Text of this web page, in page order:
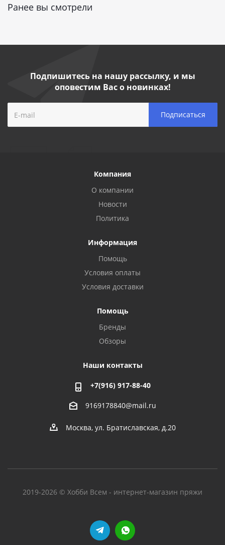
Ранее вы смотрели
Подпишитесь на нашу рассылку, и мы
оповестим Вас о новинках!
Компания
О компании
Новости
Политика
Информация
Помощь
Условия оплаты
Условия доставки
Помощь
Бренды
Обзоры
Наши контакты
+7(916) 917-88-40
9169178840@mail.ru
Москва, ул. Братиславская, д.20
2019-2026 © Хобби Всем - интернет-магазин пряжи